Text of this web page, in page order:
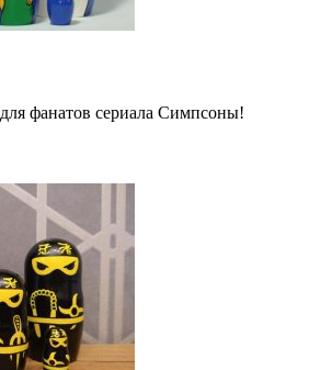
фанатов сериала Симпсоны!